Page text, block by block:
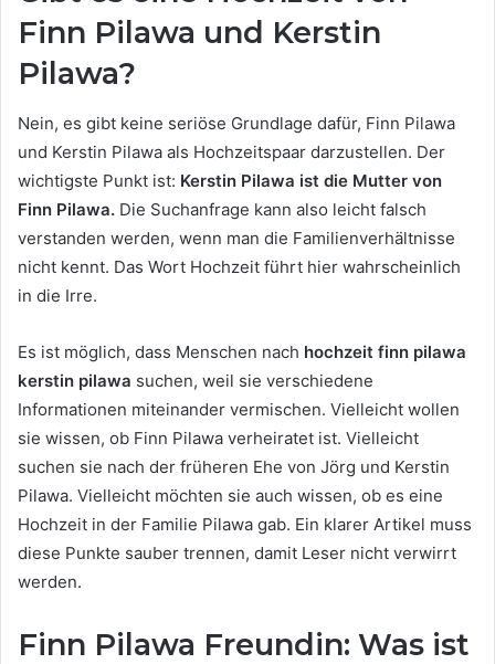
Finn Pilawa und Kerstin
Pilawa?
Nein, es gibt keine seriöse Grundlage dafür, Finn Pilawa
und Kerstin Pilawa als Hochzeitspaar darzustellen. Der
wichtigste Punkt ist: Kerstin Pilawa ist die Mutter von
Finn Pilawa. Die Suchanfrage kann also leicht falsch
verstanden werden, wenn man die Familienverhältnisse
nicht kennt. Das Wort Hochzeit führt hier wahrscheinlich
in die Irre.
Es ist möglich, dass Menschen nach hochzeit finn pilawa
kerstin pilawa suchen, weil sie verschiedene
Informationen miteinander vermischen. Vielleicht wollen
sie wissen, ob Finn Pilawa verheiratet ist. Vielleicht
suchen sie nach der früheren Ehe von Jörg und Kerstin
Pilawa. Vielleicht möchten sie auch wissen, ob es eine
Hochzeit in der Familie Pilawa gab. Ein klarer Artikel muss
diese Punkte sauber trennen, damit Leser nicht verwirrt
werden.
Finn Pilawa Freundin: Was ist